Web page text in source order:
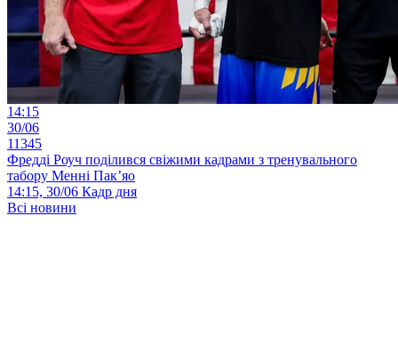
14:15
30/06
11345
Фредді Роуч поділився свіжими кадрами з тренувального
табору Менні Пак’яо
14:15, 30/06 Кадр дня
Всі новини